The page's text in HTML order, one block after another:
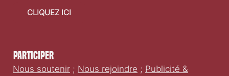
Participer
Nous soutenir ; Nous rejoindre ; Publicité &
CLIQUEZ ICI